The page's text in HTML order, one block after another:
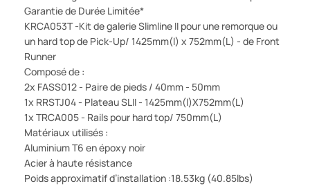
Garantie de Durée Limitée*
KRCA053T -Kit de galerie Slimline II pour une remorque ou
un hard top de Pick-Up/ 1425mm(l) x 752mm(L) - de Front
Runner
Composé de :
2x FASS012 - Paire de pieds / 40mm - 50mm
1x RRSTJ04 - Plateau SLII - 1425mm(l)X752mm(L)
1x TRCA005 - Rails pour hard top/ 750mm(L)
Matériaux utilisés :
Aluminium T6 en époxy noir
Acier à haute résistance
Poids approximatif d’installation :18.53kg (40.85lbs)